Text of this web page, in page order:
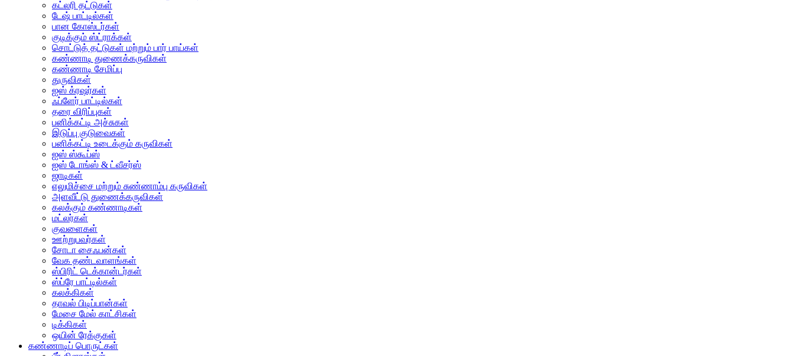
கட்லரி தட்டுகள்
டேஷ் பாட்டில்கள்
பான கோஸ்டர்கள்
குடிக்கும் ஸ்ட்ராக்கள்
சொட்டுத் தட்டுகள் மற்றும் பார் பாய்கள்
கண்ணாடி துணைக்கருவிகள்
கண்ணாடி சேமிப்பு
துருவிகள்
ஐஸ் க்ரஷர்கள்
ஃப்ளேர் பாட்டில்கள்
தரை விரிப்புகள்
பனிக்கட்டி அச்சுகள்
இடுப்பு குடுவைகள்
பனிக்கட்டி உடைக்கும் கருவிகள்
ஐஸ் ஸ்கூப்ஸ்
ஐஸ் டோங்ஸ் & ட்வீசர்ஸ்
ஜாடிகள்
எலுமிச்சை மற்றும் சுண்ணாம்பு கருவிகள்
அளவீட்டு துணைக்கருவிகள்
கலக்கும் கண்ணாடிகள்
மட்லர்கள்
குவளைகள்
ஊற்றுபவர்கள்
சோடா சைஃபன்கள்
வேக தண்டவாளங்கள்
ஸ்பிரிட் டெக்கான்டர்கள்
ஸ்ப்ரே பாட்டில்கள்
கலக்கிகள்
தாவல் பிடிப்பான்கள்
மேசை மேல் காட்சிகள்
டிக்கிகள்
ஒயின் ரேக்குகள்
கண்ணாடிப் பொருட்கள்